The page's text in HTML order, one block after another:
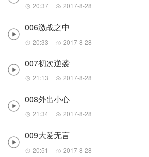
20:37 2017-8-28
006激战之中
20:33 2017-8-28
007初次逆袭
21:13 2017-8-28
008外出小心
21:34 2017-8-28
009大爱无言
20:51 2017-8-28